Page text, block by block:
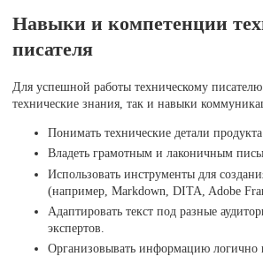
Навыки и компетенции
писателя
Для успешной работы техническому
технические знания, так и навыки
Понимать технические детали
Владеть грамотным и лаконичным
Использовать инструменты для
(например, Markdown, DITA, Adobe
Адаптировать текст под разные
экспертов.
Организовывать информацию логично